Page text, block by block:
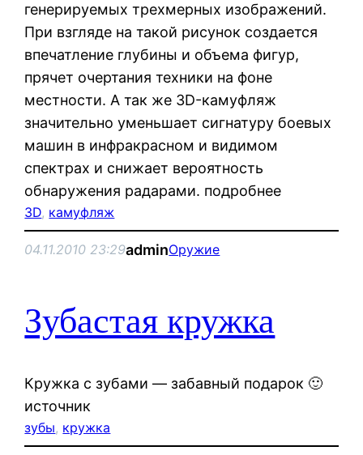
генерируемых трехмерных изображений.
При взгляде на такой рисунок создается
впечатление глубины и объема фигур,
прячет очертания техники на фоне
местности. А так же 3D-камуфляж
значительно уменьшает сигнатуру боевых
машин в инфракрасном и видимом
спектрах и снижает вероятность
обнаружения радарами. подробнее
3D, камуфляж
04.11.2010 23:29adminОружие
Зубастая кружка
Кружка с зубами — забавный подарок 🙂
источник
зубы, кружка